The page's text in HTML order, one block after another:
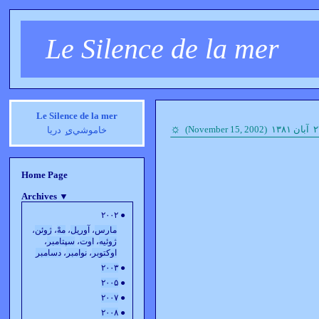
Le Silence de la mer
Le Silence de la mer
خاموشي‌ی دریا
Home Page
Archives ▼
● ۲۰۰۲
مارس، آوريل،مهْ،ژوئن،
ژوئيه، اوت، سپتامبر ،
اوکتوبر ،نوامبر ،دسامبر
●۲۰۰۳
●۲۰۰۵
●۲۰۰۷
●۲۰۰۸
☼